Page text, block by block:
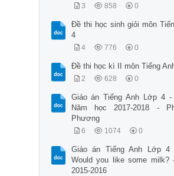
3 858 0
Đề thi học sinh giỏi môn
4
4 776 0
Đề thi học kì II môn Tiếng
2 628 0
Giáo án Tiếng Anh Lớp 4
Năm học 2017-2018 -
Phương
6 1074 0
Giáo án Tiếng Anh Lớp
Would you like some milk?
2015-2016